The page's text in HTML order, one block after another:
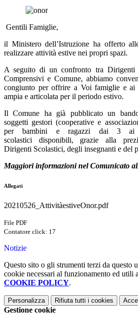
Gentili Famiglie,
il Ministero dell’Istruzione ha offerto
realizzare attività estive nei propri spazi.
A seguito di un confronto tra Dirigenti
Comprensivi e Comune, abbiamo
congiunto per offrire a Voi famiglie e ai
ampia e articolata per il periodo estivo.
Il Comune ha già pubblicato un
soggetti gestori (cooperative e
per bambini e ragazzi dai 3
scolastici disponibili, grazie alla
Dirigenti Scolastici, degli insegnanti e del
Maggiori informazioni nel Comunicato
Allegati
20210526_AttivitàestiveOnor.pdf
File PDF
Contatore click: 17
Notizie
Questo sito o gli strumenti terzi da questo
cookie necessari al funzionamento ed utili
COOKIE POLICY.
Personalizza Rifiuta tutti i cookies
Gestione cookie